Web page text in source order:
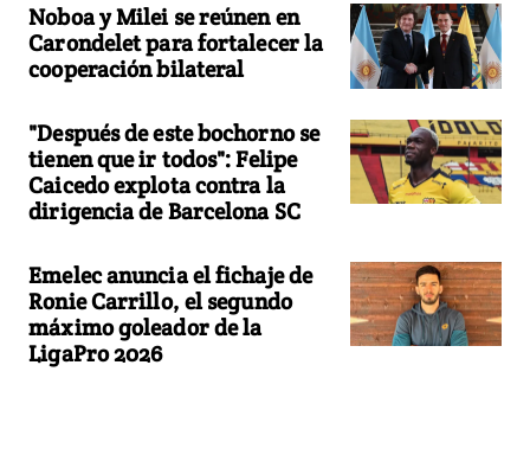
Noboa y Milei se reúnen en
Carondelet para fortalecer la
cooperación bilateral
"Después de este bochorno se
tienen que ir todos": Felipe
Caicedo explota contra la
dirigencia de Barcelona SC
Emelec anuncia el fichaje de
Ronie Carrillo, el segundo
máximo goleador de la
LigaPro 2026